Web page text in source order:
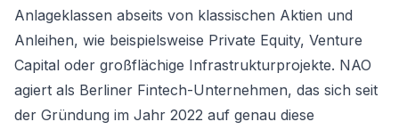
Anlageklassen abseits von klassischen Aktien und
Anleihen, wie beispielsweise Private Equity, Venture
Capital oder großflächige Infrastrukturprojekte. NAO
agiert als Berliner Fintech-Unternehmen, das sich seit
der Gründung im Jahr 2022 auf genau diese